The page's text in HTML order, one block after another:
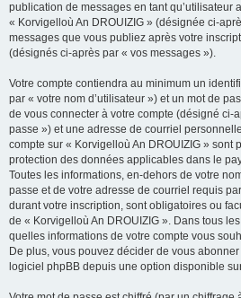
publication de messages en tant qu’utilisateur
« Korvigelloù An DROUIZIG » (désignée ci-
messages que vous publiez après votre
(désignés ci-après par « vos messages »).
Votre compte contiendra au minimum un
par « votre nom d’utilisateur ») et un mot de
de vous connecter à votre compte (désigné ci-
passe ») et une adresse de courriel
compte sur « Korvigelloù An DROUIZIG » sont
protection des données applicables dans le
Toutes les informations, en-dehors de votre
passe et de votre adresse de courriel requis
durant votre inscription, sont obligatoires ou
de « Korvigelloù An DROUIZIG ». Dans tous
quelles informations de votre compte vous
De plus, vous pouvez décider de vous
logiciel phpBB depuis une option disponible